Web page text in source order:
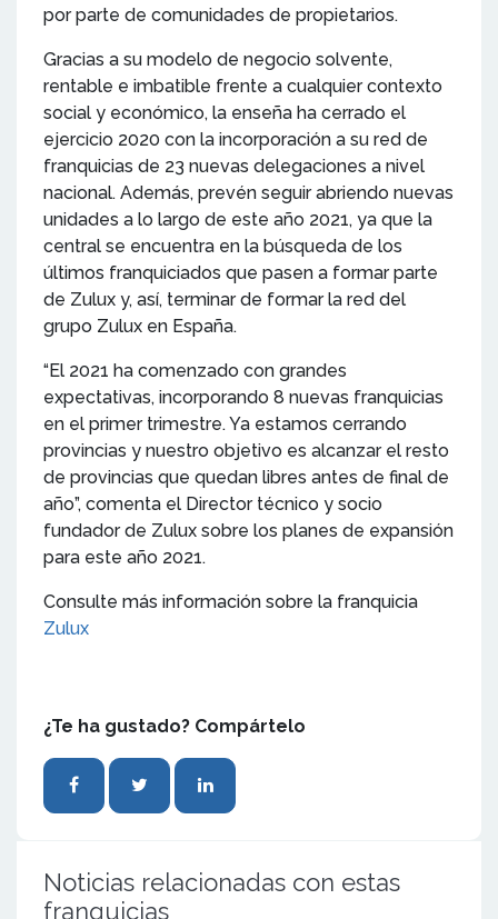
por parte de comunidades de propietarios.
Gracias a su modelo de negocio solvente,
rentable e imbatible frente a cualquier contexto
social y económico, la enseña ha cerrado el
ejercicio 2020 con la incorporación a su red de
franquicias de 23 nuevas delegaciones a nivel
nacional. Además, prevén seguir abriendo nuevas
unidades a lo largo de este año 2021, ya que la
central se encuentra en la búsqueda de los
últimos franquiciados que pasen a formar parte
de Zulux y, así, terminar de formar la red del
grupo Zulux en España.
“El 2021 ha comenzado con grandes
expectativas, incorporando 8 nuevas franquicias
en el primer trimestre. Ya estamos cerrando
provincias y nuestro objetivo es alcanzar el resto
de provincias que quedan libres antes de final de
año”, comenta el Director técnico y socio
fundador de Zulux sobre los planes de expansión
para este año 2021.
Consulte más información sobre la franquicia
Zulux
¿Te ha gustado? Compártelo
Noticias relacionadas con estas
franquicias